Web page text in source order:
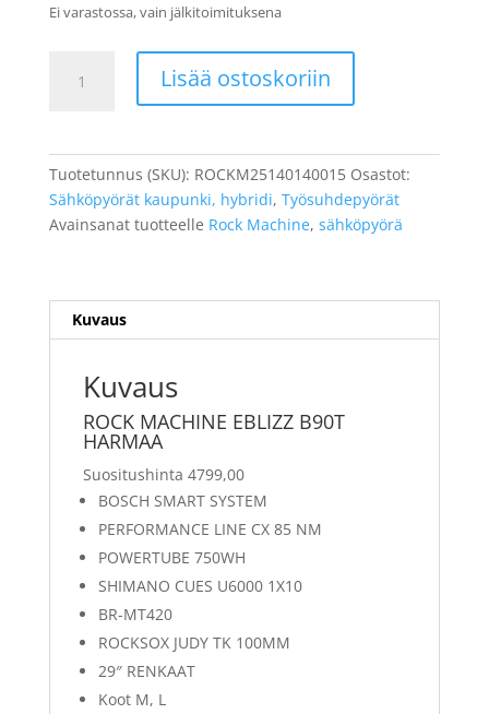
Ei varastossa, vain jälkitoimituksena
MACHINE
määrä
Lisää ostoskoriin
Tuotetunnus (SKU): ROCKM25140140015 Osastot:
Sähköpyörät kaupunki, hybridi, Työsuhdepyörät
Avainsanat tuotteelle Rock Machine, sähköpyörä
Kuvaus
Kuvaus
ROCK MACHINE EBLIZZ B90T
HARMAA
Suositushinta 4799,00
BOSCH SMART SYSTEM
PERFORMANCE LINE CX 85 NM
POWERTUBE 750WH
SHIMANO CUES U6000 1X10
BR-MT420
ROCKSOX JUDY TK 100MM
29″ RENKAAT
Koot M, L